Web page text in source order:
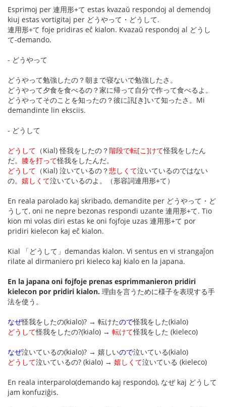
Esprimoj per 連用形+て estas kvazaŭ respondoj al demendoj
kiuj estas vortigitaj per どうやって・どうして.
連用形+て foje pridiras eĉ kialon. Kvazaŭ respondoj al どうし
て-demando.
- どうやって
どうやって勉強したの？朝まで寝ないで勉強したさ。
どうやって夕食を食べるの？家に帰って自分で作って食べるよ。
どうやってそのことを知ったの？彼に訊[き]いて知ったさ。Mi
demandinte lin eksciis.
- どうして
どうして （Kial) 怪我をしたの？階段で転[こ]けて怪我をしたん
だ。 膝を打って怪我をしたんだ。
どうして （Kial) 泣いているの？悲しくて泣いているのではない
の。 嬉しくて泣いているのよ。（形容詞連用形+て）
En reala parolado kaj skribado, demandite per どうやって・ど
うして, oni ne nepre bezonas respondi uzante 連用形+て. Tio
kion mi volas diri estas ke oni fojfoje uzas 連用形+て por
pridiri kielecon kaj eĉ kialon.
Kial 「どうして」demandas kialon. Vi sentus en vi strangaĵon
rilate al dirmaniero pri kieleco kaj kialo en la japana.
En la japana oni fojfoje prenas esprimmanieron pridiri
kielecon por pridiri kialon. 理由を言うために様子を表現する手
法を使う。
なぜ怪我をしたの(kialo)? → 転けたので怪我をした(kialo)
どうして怪我をしたの?(kialo) → 転けて怪我をした (kieleco)
なぜ泣いているの(kialo)? → 嬉しいので泣いている(kialo)
どうして泣いているの? (kialo) → 嬉しくて泣いている (kieleco)
En reala interparolo(demando kaj respondo), なぜ kaj どうして
jam konfuziĝis.